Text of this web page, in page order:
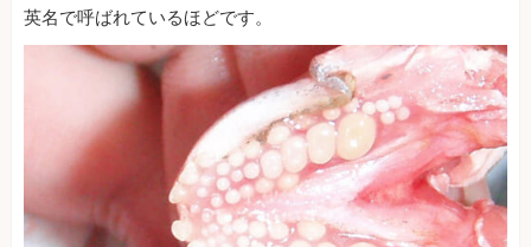
英名で呼ばれているほどです。